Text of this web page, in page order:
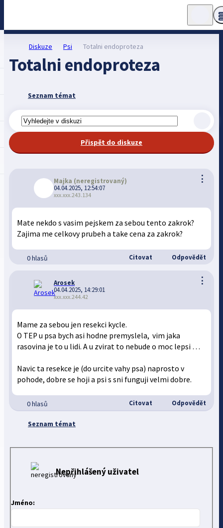
Diskuze Psi Totalni endoproteza
Totalni endoproteza
Seznam témat
Přispět do diskuze
⋮
Majka (neregistrovaný)
04.04.2025, 12:54:07
xxx.xxx.243.134
Mate nekdo s vasim pejskem za sebou tento zakrok?
Zajima me celkovy prubeh a take cena za zakrok?
0 hlasů Citovat Odpovědět
⋮
Arosek
04.04.2025, 14:29:01
xxx.xxx.244.42
Mame za sebou jen resekci kycle.
O TEP u psa bych asi hodne premyslela, vim jaka
rasovina je to u lidi. A u zvirat to nebude o moc lepsi …
Navic ta resekce je (do urcite vahy psa) naprosto v
pohode, dobre se hoji a psi s sni funguji velmi dobre.
0 hlasů Citovat Odpovědět
Seznam témat
Nepřihlášený uživatel
Jméno: